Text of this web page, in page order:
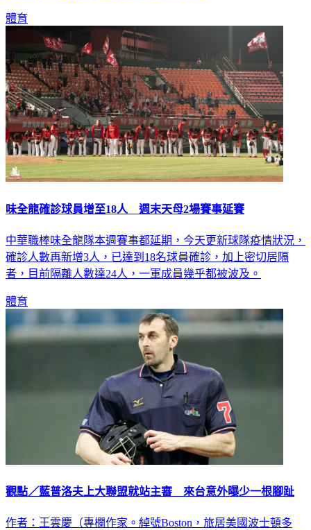
體育
味全龍確診球員增至18人 週末天母2場賽事延賽
中華職棒味全龍隊本週賽事都延期，今天更新球隊疫情狀況，
確診人數再新增3人，已達到18名球員確診，加上密切居隔
者，目前隔離人數達24人，一軍成員幾乎都被波及。
體育
觀點／藍普洛夫上大聯盟就站主審 來台意外曝少一根腳趾
作者：王雲慶（專欄作家。綽號Boston，旅居美國波士頓多